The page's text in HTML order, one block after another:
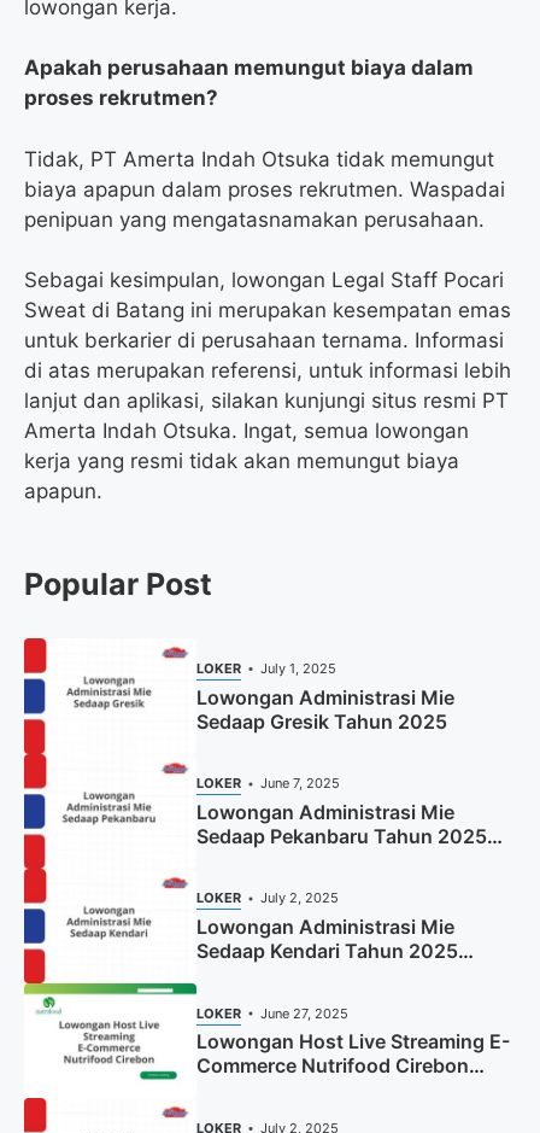
lowongan kerja.
Apakah perusahaan memungut biaya dalam
proses rekrutmen?
Tidak, PT Amerta Indah Otsuka tidak memungut
biaya apapun dalam proses rekrutmen. Waspadai
penipuan yang mengatasnamakan perusahaan.
Sebagai kesimpulan, lowongan Legal Staff Pocari
Sweat di Batang ini merupakan kesempatan emas
untuk berkarier di perusahaan ternama. Informasi
di atas merupakan referensi, untuk informasi lebih
lanjut dan aplikasi, silakan kunjungi situs resmi PT
Amerta Indah Otsuka. Ingat, semua lowongan
kerja yang resmi tidak akan memungut biaya
apapun.
Popular Post
LOKER July 1, 2025
Lowongan Administrasi Mie
Sedaap Gresik Tahun 2025
LOKER June 7, 2025
Lowongan Administrasi Mie
Sedaap Pekanbaru Tahun 2025
LOKER July 2, 2025
Lowongan Administrasi Mie
Sedaap Kendari Tahun 2025
LOKER June 27, 2025
Lowongan Host Live Streaming E-
Commerce Nutrifood Cirebon
LOKER July 2, 2025